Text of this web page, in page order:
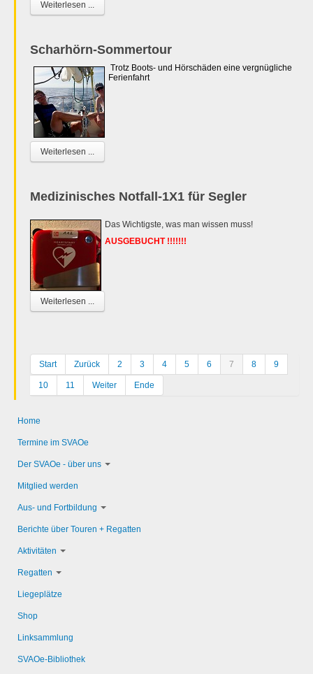
Weiterlesen ...
Scharhörn-Sommertour
Trotz Boots- und Hörschäden eine vergnügliche
Ferienfahrt
Weiterlesen ...
Medizinisches Notfall-1X1 für Segler
Das Wichtigste, was man wissen muss!
AUSGEBUCHT !!!!!!!
Weiterlesen ...
Start Zurück 2 3 4 5 6 7 8 9
10 11 Weiter Ende
Home
Termine im SVAOe
Der SVAOe - über uns
Mitglied werden
Aus- und Fortbildung
Berichte über Touren + Regatten
Aktivitäten
Regatten
Liegeplätze
Shop
Linksammlung
SVAOe-Bibliothek